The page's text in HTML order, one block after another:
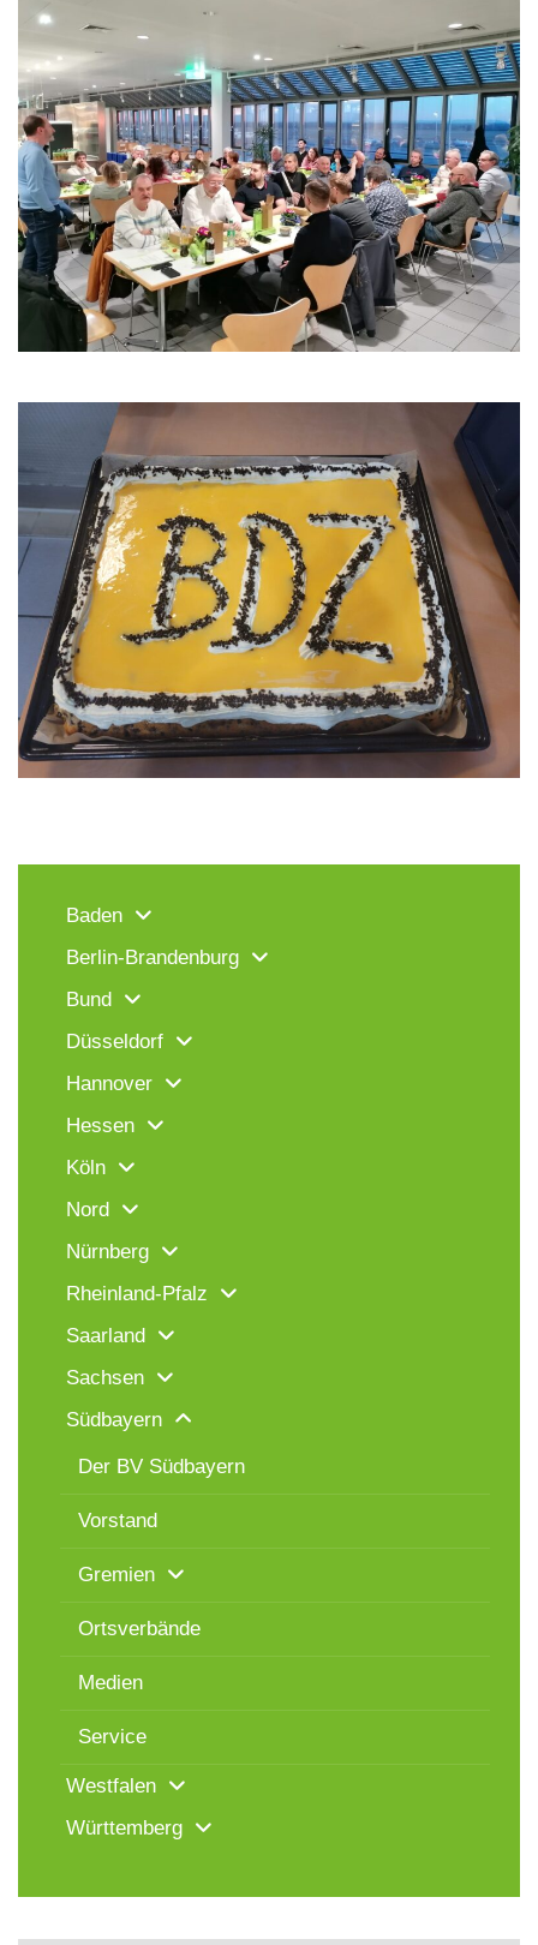
Baden
Berlin-Brandenburg
Bund
Düsseldorf
Hannover
Hessen
Köln
Nord
Nürnberg
Rheinland-Pfalz
Saarland
Sachsen
Südbayern
Der BV Südbayern
Vorstand
Gremien
Ortsverbände
Medien
Service
Westfalen
Württemberg